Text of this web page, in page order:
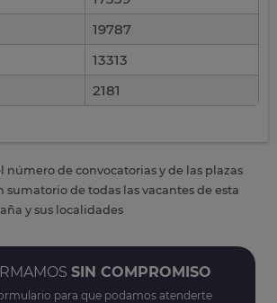
19787
13313
2181
número de convocatorias y de las plazas
sumatorio de todas las vacantes de esta
y sus localidades
SIN COMPROMISO
para que podamos atenderte